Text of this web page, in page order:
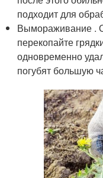
подходит для
Вымораживание .
перекопайте
одновременно
погубят большую